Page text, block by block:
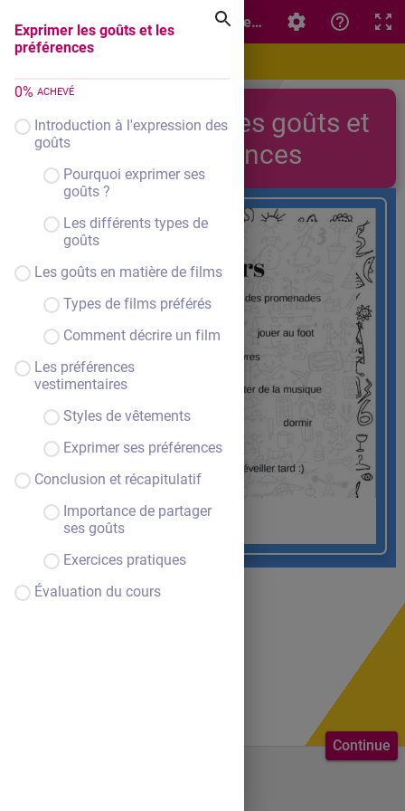
Exprimer les goûts et les
préférences
0% ACHEVÉ
Introduction à l'expression des
goûts
Pourquoi exprimer ses
goûts ?
Les différents types de
goûts
Les goûts en matière de films
Types de films préférés
Comment décrire un film
Les préférences
vestimentaires
Styles de vêtements
Exprimer ses préférences
Conclusion et récapitulatif
Importance de partager
ses goûts
Exercices pratiques
Évaluation du cours
Continue
Exprimer les goûts et les préférences
Exprimer les goûts et
les préférences
LES LOISIRS